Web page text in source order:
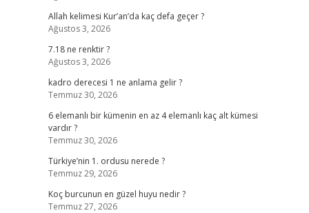
Allah kelimesi Kur’an’da kaç defa geçer ?
Ağustos 3, 2026
7.18 ne renktir ?
Ağustos 3, 2026
kadro derecesi 1 ne anlama gelir ?
Temmuz 30, 2026
6 elemanlı bir kümenin en az 4 elemanlı kaç alt kümesi
vardır ?
Temmuz 30, 2026
Türkiye’nin 1. ordusu nerede ?
Temmuz 29, 2026
Koç burcunun en güzel huyu nedir ?
Temmuz 27, 2026